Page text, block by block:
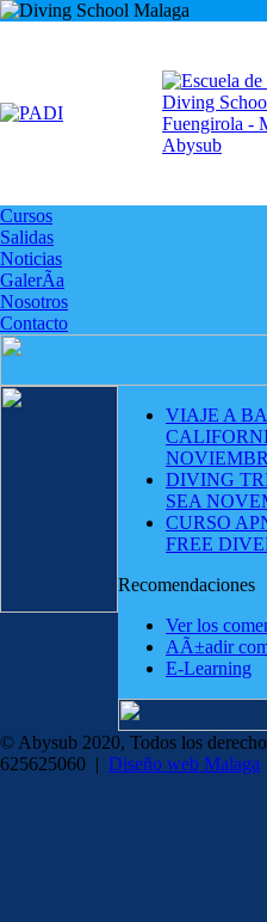
Cursos
Salidas
Noticias
GalerÃ­a
Nosotros
Contacto
VIAJE A
DIVING
SEA
CURSO
FREE
Recomendaciones
Ver los
AÃ±adir
E-Learning
© Abysub 2020, Todos los
625625060 | Diseño web Malaga